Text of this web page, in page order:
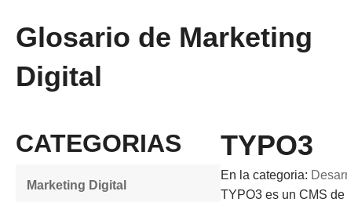
Glosario de Marketing
Digital
CATEGORIAS
Marketing Digital
TYPO3
En la categoria:
TYPO3 es un CMS